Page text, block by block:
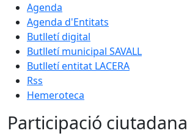
Agenda
Agenda d'Entitats
Butlletí digital
Butlletí municipal SAVALL
Butlletí entitat LACERA
Rss
Hemeroteca
Participació ciutadana